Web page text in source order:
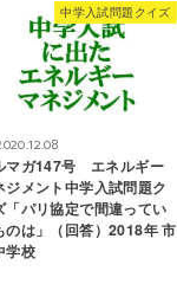
中学入試問題クイズ
マガ147号 エネルギー
ジメント中学入試問題ク
「パリ協定で間違ってい
のは」（回答）2018年 市
学校